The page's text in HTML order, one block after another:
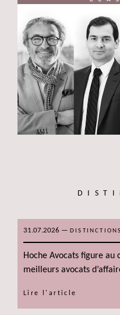
31.07.2026 — DISTINCTIONS
Hoche Avocats figure au
meilleurs avocats
Lire l'article